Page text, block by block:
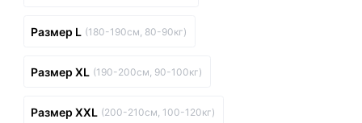
Размер L (180-190см, 80-90кг)
Размер XL (190-200см, 90-100кг)
Размер XXL (200-210см, 100-120кг)